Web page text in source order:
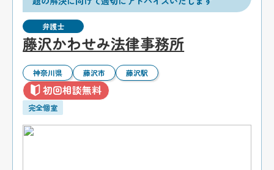
弁護士
藤沢かわせみ法律事務所
神奈川県 藤沢市 藤沢駅
初回相談無料
完全個室